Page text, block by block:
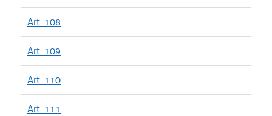
Art. 108
Art. 109
Art. 110
Art. 111